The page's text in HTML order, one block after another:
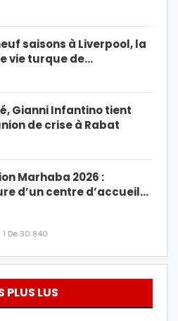
saisons à Liverpool, la
vie turque de…
Gianni Infantino tient
de crise à Rabat
Marhaba 2026 :
d’un centre d’accueil…
1 De 30 840
PLUS LUS